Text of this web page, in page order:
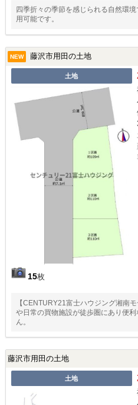
四季折々の季節を感じられる自然環
用可能です。
NEW 藤沢市用田の土地
土地
15枚
【CENTURY21富士ハウジング湘南
や日常の買物施設が徒歩圏にあり便
ん。
藤沢市用田の土地
土地